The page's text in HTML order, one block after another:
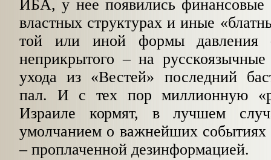
ИБА, у нее появились финансовые
властных структурах и иные
той или иной формы давления
неприкрытого – на
ухода из «Вестей» последний
пал. И с тех пор миллионную
Израиле кормят, в лучшем
умолчанием о важнейших
– проплаченной дезинформацией.